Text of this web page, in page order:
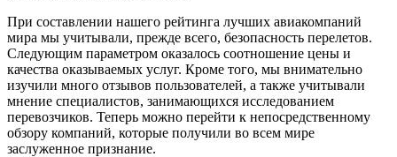
При составлении нашего рейтинга лучших авиакомпаний
мира мы учитывали, прежде всего, безопасность перелетов.
Следующим параметром оказалось соотношение цены и
качества оказываемых услуг. Кроме того, мы внимательно
изучили много отзывов пользователей, а также учитывали
мнение специалистов, занимающихся исследованием
перевозчиков. Теперь можно перейти к непосредственному
обзору компаний, которые получили во всем мире
заслуженное признание.